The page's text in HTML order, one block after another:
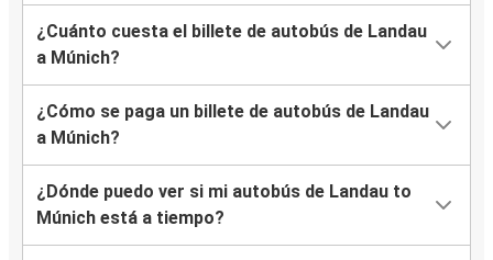
¿Cuánto cuesta el billete de autobús de Landau
a Múnich?
¿Cómo se paga un billete de autobús de Landau
a Múnich?
¿Dónde puedo ver si mi autobús de Landau to
Múnich está a tiempo?